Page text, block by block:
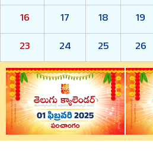
16
17 18 19
23
24 25 26